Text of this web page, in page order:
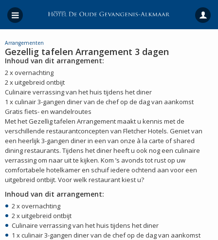
Arrangementen
Gezellig tafelen Arrangement 3 dagen
Inhoud van dit arrangement:
2 x overnachting
2 x uitgebreid ontbijt
Culinaire verrassing van het huis tijdens het diner
1 x culinair 3-gangen diner van de chef op de dag van aankomst
Gratis fiets- en wandelroutes
Met het Gezellig tafelen Arrangement maakt u kennis met de
verschillende restaurantconcepten van Fletcher Hotels. Geniet van
een heerlijk 3-gangen diner in een van onze à la carte of shared
dining restaurants. Tijdens het diner heeft u ook nog een culinaire
verrassing om naar uit te kijken. Kom ’s avonds tot rust op uw
comfortabele hotelkamer en schuif iedere ochtend aan voor een
uitgebreid ontbijt. Voor welk restaurant kiest u?
Inhoud van dit arrangement:
2 x overnachting
2 x uitgebreid ontbijt
Culinaire verrassing van het huis tijdens het diner
1 x culinair 3-gangen diner van de chef op de dag van aankomst